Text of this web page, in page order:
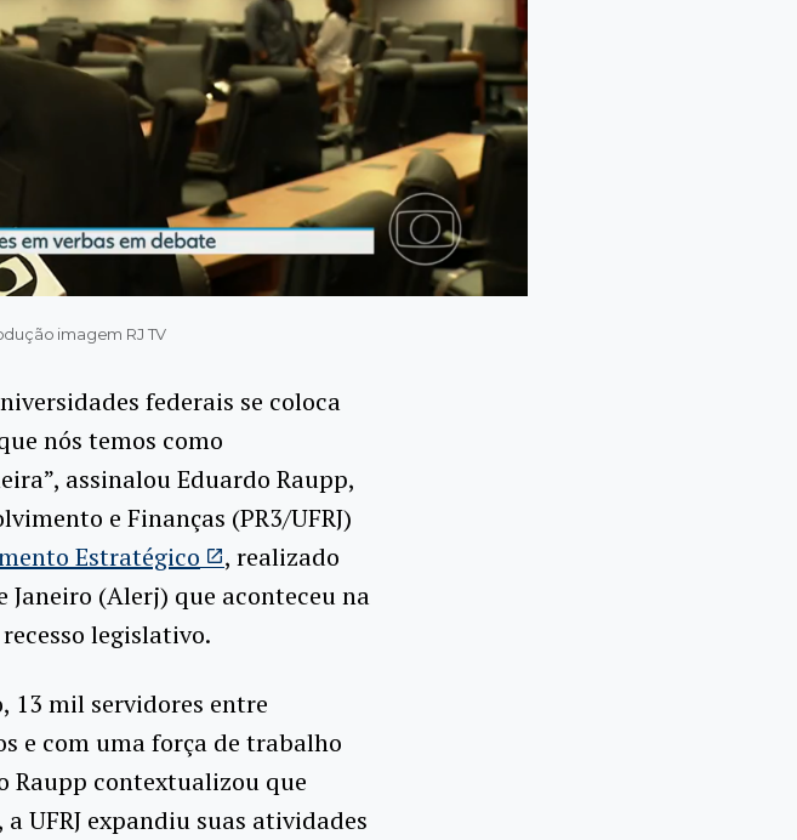
imagem RJ TV
federais se coloca
nós temos como
assinalou Eduardo Raupp,
e Finanças (PR3/UFRJ)
Estratégico
, realizado
Janeiro (Alerj) que aconteceu na
legislativo.
13 mil servidores entre
e com uma força de trabalho
Raupp contextualizou que
UFRJ expandiu suas atividades